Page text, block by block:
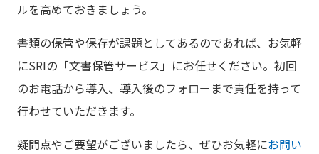
ルを高めておきましょう。
書類の保管や保存が課題としてあるのであれば、お気軽
にSRIの「文書保管サービス」にお任せください。初回
のお電話から導入、導入後のフォローまで責任を持って
行わせていただきます。
疑問点やご要望がございましたら、ぜひお気軽にお問い